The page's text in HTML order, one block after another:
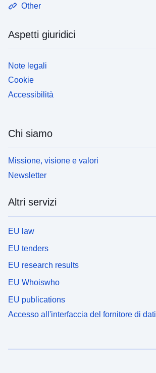
Other
Aspetti giuridici
Note legali
Cookie
Accessibilità
Chi siamo
Missione, visione e valori
Newsletter
Altri servizi
EU law
EU tenders
EU research results
EU Whoiswho
EU publications
Accesso all'interfaccia del fornitore di dati